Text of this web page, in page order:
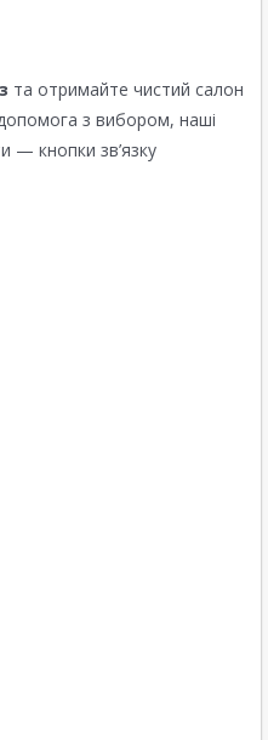
та отримайте чистий салон
з вибором, наші
— кнопки зв’язку